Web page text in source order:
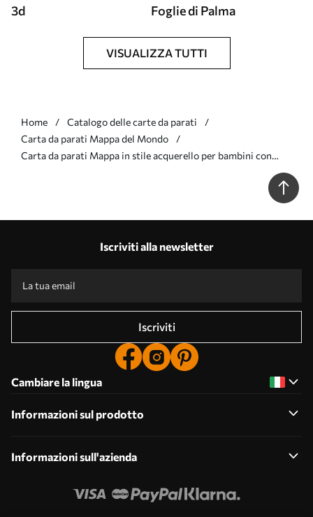
3d Foglie di Palma
VISUALIZZA TUTTI
Home
Catalogo delle carte da parati
Carta da parati Mappa del Mondo
Carta da parati Mappa in stile acquerello per bambini con
Iscriviti alla newsletter
Iscriviti
Cambiare la lingua
Informazioni sul prodotto
Informazioni sull'azienda